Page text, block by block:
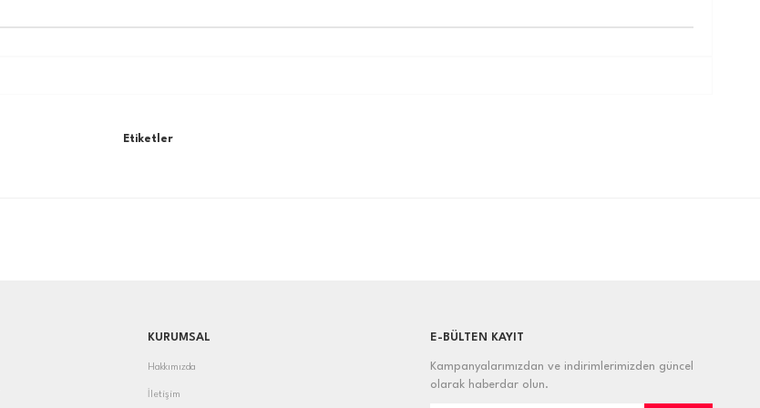
Etiketler
KURUMSAL
Hakkımızda
İletişim
E-BÜLTEN KAYIT
Kampanyalarımızdan ve indirimlerimizden güncel
olarak haberdar olun.